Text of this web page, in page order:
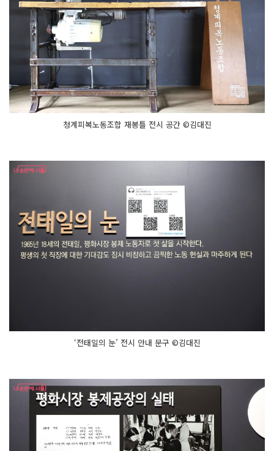
청계피복노동조합 재봉틀 전시 공간 ©김대진
‘전태일의 눈’ 전시 안내 문구 ©김대진